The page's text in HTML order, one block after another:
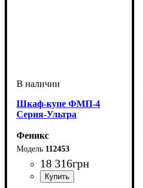
Шкаф-купе ФМП-4
Серия-Ультра
Феникс
112453
18 316грн